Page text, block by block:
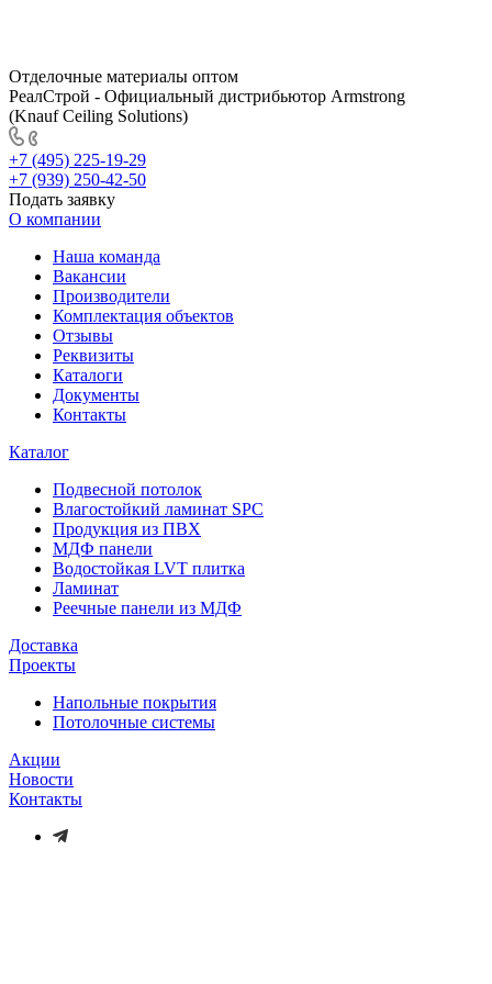
Отделочные материалы оптом
РеалСтрой - Официальный дистрибьютор Armstrong
(Knauf Ceiling Solutions)
+7 (495) 225-19-29
+7 (939) 250-42-50
Подать заявку
О компании
Наша команда
Вакансии
Производители
Комплектация объектов
Отзывы
Реквизиты
Каталоги
Документы
Контакты
Каталог
Подвесной потолок
Влагостойкий ламинат SPC
Продукция из ПВХ
МДФ панели
Водостойкая LVT плитка
Ламинат
Реечные панели из МДФ
Доставка
Проекты
Напольные покрытия
Потолочные системы
Акции
Новости
Контакты